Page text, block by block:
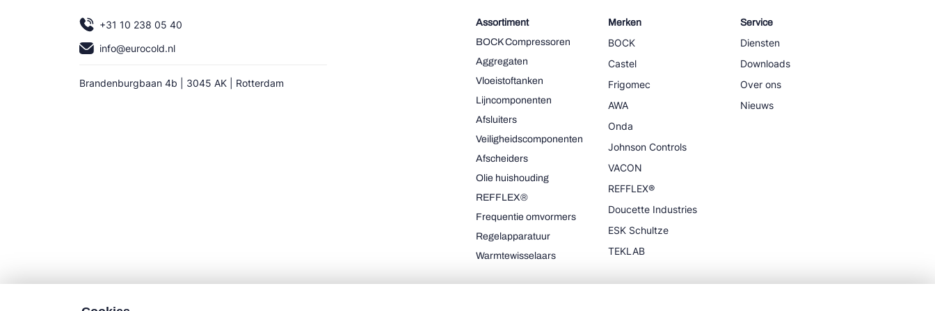
+31 10 238 05 40
info@eurocold.nl
Brandenburgbaan 4b | 3045 AK | Rotterdam
Assortiment
BOCK Compressoren
Aggregaten
Vloeistoftanken
Lijncomponenten
Afsluiters
Veiligheidscomponenten
Afscheiders
Olie huishouding
REFFLEX®
Frequentie omvormers
Regelapparatuur
Warmtewisselaars
Merken
BOCK
Castel
Frigomec
AWA
Onda
Johnson Controls
VACON
REFFLEX®
Doucette Industries
ESK Schultze
TEKLAB
Service
Diensten
Downloads
Over ons
Nieuws